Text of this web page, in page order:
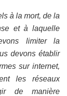
à la mort, de la
et à laquelle
limiter la
devons établir
sur internet,
les réseaux
de manière